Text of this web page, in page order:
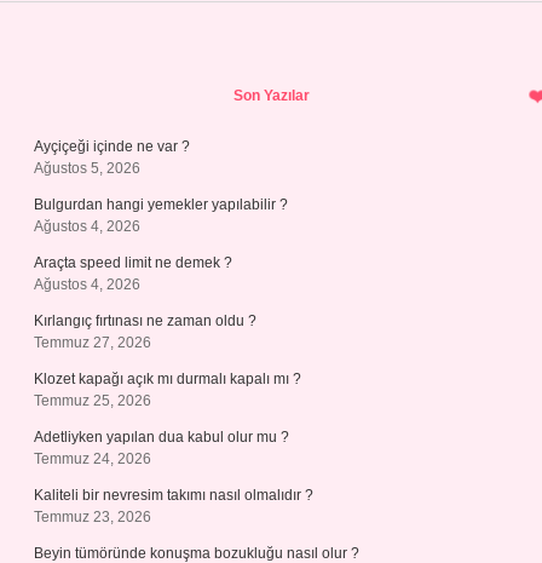
Son Yazılar
Ayçiçeği içinde ne var ?
Ağustos 5, 2026
Bulgurdan hangi yemekler yapılabilir ?
Ağustos 4, 2026
Araçta speed limit ne demek ?
Ağustos 4, 2026
Kırlangıç fırtınası ne zaman oldu ?
Temmuz 27, 2026
Klozet kapağı açık mı durmalı kapalı mı ?
Temmuz 25, 2026
Adetliyken yapılan dua kabul olur mu ?
Temmuz 24, 2026
Kaliteli bir nevresim takımı nasıl olmalıdır ?
Temmuz 23, 2026
Beyin tümöründe konuşma bozukluğu nasıl olur ?